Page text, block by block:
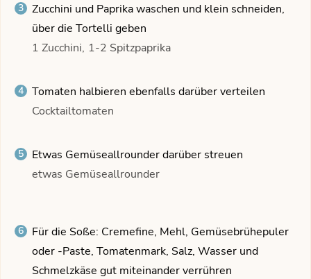
Zucchini und Paprika waschen und klein schneiden,
über die Tortelli geben
1 Zucchini, 1-2 Spitzpaprika
Tomaten halbieren ebenfalls darüber verteilen
Cocktailtomaten
Etwas Gemüseallrounder darüber streuen
etwas Gemüseallrounder
Für die Soße: Cremefine, Mehl, Gemüsebrühepuler
oder -Paste, Tomatenmark, Salz, Wasser und
Schmelzkäse gut miteinander verrühren